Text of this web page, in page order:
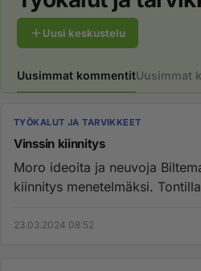
Uusi keskustelu
Uusimmat kommentitUusimmat
TYÖKALUT JA TARVIKKEET
Vinssin kiinnitys
Moro ideoita ja neuvoja
kiinnitys menetelmäksi.
23.03.2024 08:52